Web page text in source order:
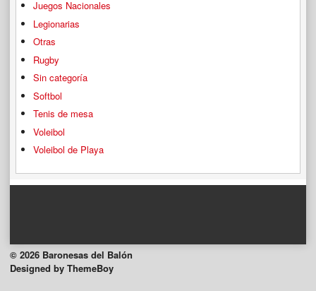
Juegos Nacionales
Legionarias
Otras
Rugby
Sin categoría
Softbol
Tenis de mesa
Voleibol
Voleibol de Playa
© 2026 Baronesas del Balón
Designed by ThemeBoy